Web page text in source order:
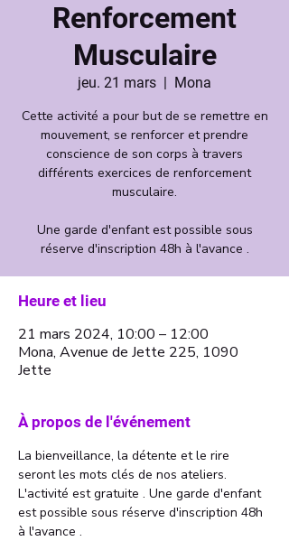
Renforcement
Musculaire
jeu. 21 mars
  |
Mona
Cette activité a pour but de se remettre en
mouvement, se renforcer et prendre
conscience de son corps à travers
différents exercices de renforcement
musculaire.
Une garde d'enfant est possible sous
Heure et lieu
21 mars 2024, 10:00 – 12:00
Mona, Avenue de Jette 225, 1090
Jette
À propos de l'événement
La bienveillance, la détente et le rire
seront les mots clés de nos ateliers.
L'activité est gratuite . Une garde d'enfant
est possible sous réserve d'inscription 48h
à l'avance .